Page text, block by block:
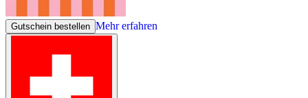
Gutschein bestellen Mehr erfahren